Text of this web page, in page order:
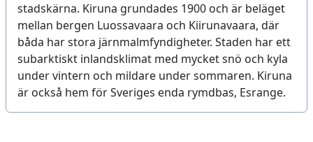
stadskärna. Kiruna grundades 1900 och är beläget
mellan bergen Luossavaara och Kiirunavaara, där
båda har stora järnmalmfyndigheter. Staden har ett
subarktiskt inlandsklimat med mycket snö och kyla
under vintern och mildare under sommaren. Kiruna
är också hem för Sveriges enda rymdbas, Esrange.